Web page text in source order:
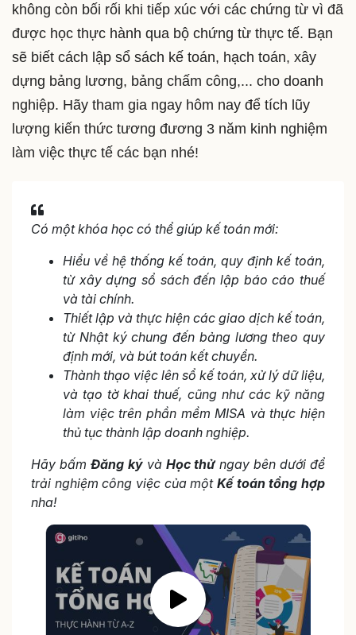
không còn bối rối khi tiếp xúc với các chứng từ vì đã
được học thực hành qua bộ chứng từ thực tế. Bạn
sẽ biết cách lập sổ sách kế toán, hạch toán, xây
dựng bảng lương, bảng chấm công,... cho doanh
nghiệp. Hãy tham gia ngay hôm nay để tích lũy
lượng kiến thức tương đương 3 năm kinh nghiệm
làm việc thực tế các bạn nhé!
Có một khóa học có thể giúp kế toán mới:
Hiểu về hệ thống kế toán, quy định kế toán,
từ xây dựng sổ sách đến lập báo cáo thuế
và tài chính.
Thiết lập và thực hiện các giao dịch kế toán,
từ Nhật ký chung đến bảng lương theo quy
định mới, và bút toán kết chuyển.
Thành thạo việc lên sổ kế toán, xử lý dữ liệu,
và tạo tờ khai thuế, cũng như các kỹ năng
làm việc trên phần mềm MISA và thực hiện
thủ tục thành lập doanh nghiệp.
Hãy bấm Đăng kývàHọc thửngay bên dưới để
trải nghiệm công việc của một Kế toán tổng hợp
nha!